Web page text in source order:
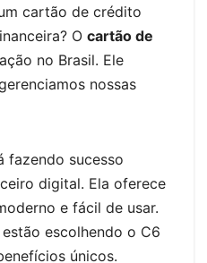
s
A
p
di
t
gr
a
m
e
dI
n
cartão de crédito
O cartão de
no Brasil. Ele
nossas
fazendo sucesso
digital. Ela oferece
e fácil de usar.
escolhendo o C6
únicos.